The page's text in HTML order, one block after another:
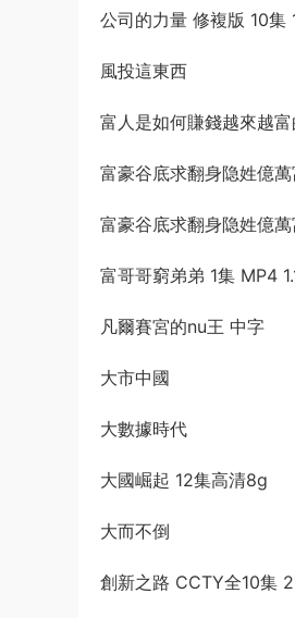
公司的力量 修複版 10集
風投這東西
富人是如何賺錢越來越
富豪谷底求翻身隐姓億
富豪谷底求翻身隐姓億
富哥哥窮弟弟 1集 MP4
凡爾賽宮的nu王 中字
大市中國
大數據時代
大國崛起 12集高清8g
大而不倒
創新之路 CCTY全10集